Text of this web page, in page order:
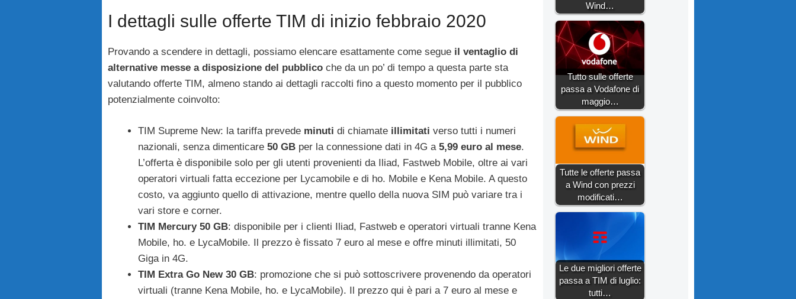
I dettagli sulle offerte TIM di inizio febbraio 2020
Provando a scendere in dettagli, possiamo elencare esattamente come segue il ventaglio di
alternative messe a disposizione del pubblico che da un po’ di tempo a questa parte sta
valutando offerte TIM, almeno stando ai dettagli raccolti fino a questo momento per il pubblico
potenzialmente coinvolto:
TIM Supreme New: la tariffa prevede minuti di chiamate illimitati verso tutti i numeri
nazionali, senza dimenticare 50 GB per la connessione dati in 4G a 5,99 euro al mese.
L’offerta è disponibile solo per gli utenti provenienti da Iliad, Fastweb Mobile, oltre ai vari
operatori virtuali fatta eccezione per Lycamobile e di ho. Mobile e Kena Mobile. A questo
costo, va aggiunto quello di attivazione, mentre quello della nuova SIM può variare tra i
vari store e corner.
TIM Mercury 50 GB: disponibile per i clienti Iliad, Fastweb e operatori virtuali tranne Kena
Mobile, ho. e LycaMobile. Il prezzo è fissato 7 euro al mese e offre minuti illimitati, 50
Giga in 4G.
TIM Extra Go New 30 GB: promozione che si può sottoscrivere provenendo da operatori
virtuali (tranne Kena Mobile, ho. e LycaMobile). Il prezzo qui è pari a 7 euro al mese e
Wind…
Tutto sulle offerte
passa a Vodafone di
maggio…
Tutte le offerte passa
a Wind con prezzi
modificati…
Le due migliori offerte
passa a TIM di luglio:
tutti…